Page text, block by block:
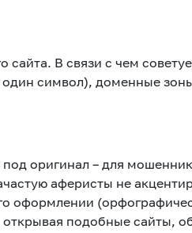
В связи с чем
один символ), доменные
оригинал – для
аферисты не
оформлении
подобные сайты,